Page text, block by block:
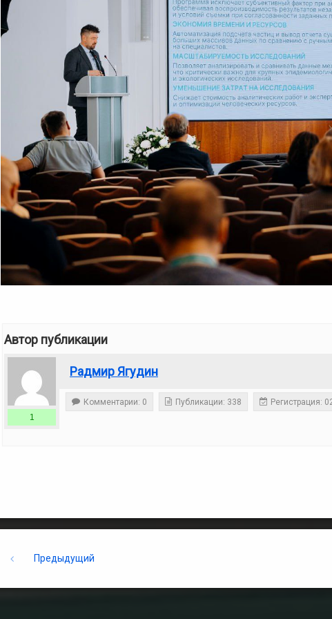
Автор публикации
Радмир Ягудин
1
Комментарии: 0 Публикации: 338 Регистрация:
Keep Reading
Предыдущий